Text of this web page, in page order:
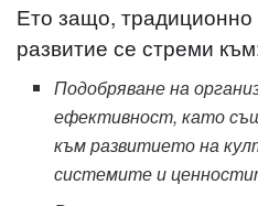
Ето защо, традиционно
развитие се стреми
Подобряване на
ефективност, като
къмразвитието на
системитеи